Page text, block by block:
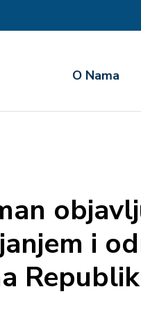
О Nama
i